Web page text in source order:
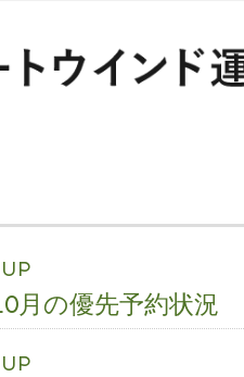
月の優先予約状況